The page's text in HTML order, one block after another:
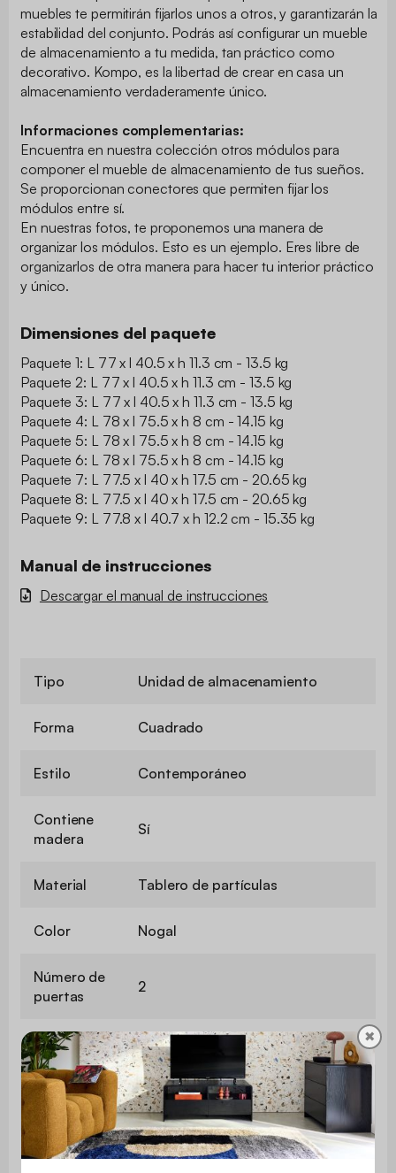
muebles te permitirán fijarlos unos a otros, y garantizarán la
estabilidad del conjunto. Podrás así configurar un mueble
de almacenamiento a tu medida, tan práctico como
decorativo. Kompo, es la libertad de crear en casa un
almacenamiento verdaderamente único.
Informaciones complementarias:
Encuentra en nuestra colección otros módulos para
componer el mueble de almacenamiento de tus sueños.
Se proporcionan conectores que permiten fijar los
módulos entre sí.
En nuestras fotos, te proponemos una manera de
organizar los módulos. Esto es un ejemplo. Eres libre de
organizarlos de otra manera para hacer tu interior práctico
y único.
Dimensiones del paquete
Paquete 1: L 77 x l 40.5 x h 11.3 cm - 13.5 kg
Paquete 2: L 77 x l 40.5 x h 11.3 cm - 13.5 kg
Paquete 3: L 77 x l 40.5 x h 11.3 cm - 13.5 kg
Paquete 4: L 78 x l 75.5 x h 8 cm - 14.15 kg
Paquete 5: L 78 x l 75.5 x h 8 cm - 14.15 kg
Paquete 6: L 78 x l 75.5 x h 8 cm - 14.15 kg
Paquete 7: L 77.5 x l 40 x h 17.5 cm - 20.65 kg
Paquete 8: L 77.5 x l 40 x h 17.5 cm - 20.65 kg
Paquete 9: L 77.8 x l 40.7 x h 12.2 cm - 15.35 kg
Manual de instrucciones
Descargar el manual de instrucciones
Tipo Unidad de almacenamiento
Forma Cuadrado
Estilo Contemporáneo
Contiene
madera
Sí
Material Tablero de partículas
Color Nogal
Número de
puertas
2
Manejar No
Número de
estantes
7
Número de
6
✖